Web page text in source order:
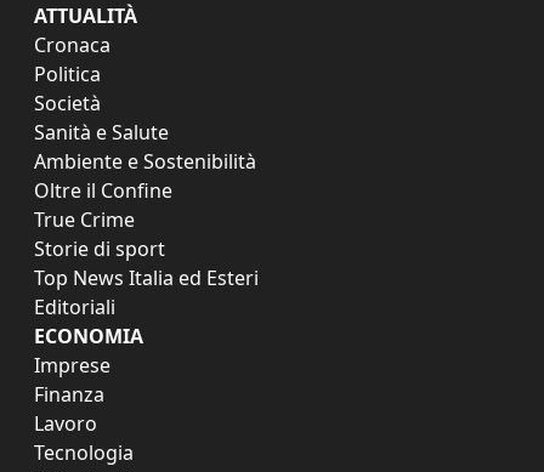
ATTUALITÀ
Cronaca
Politica
Società
Sanità e Salute
Ambiente e Sostenibilità
Oltre il Confine
True Crime
Storie di sport
Top News Italia ed Esteri
Editoriali
ECONOMIA
Imprese
Finanza
Lavoro
Tecnologia